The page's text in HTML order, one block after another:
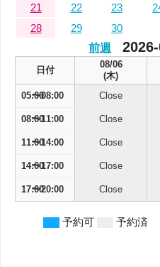
21
22 23
28
29
30
前週
日付
08/06
(木)
05:00 Close
08:00 Close
11:00 Close
14:00 Close
17:00 Close
予約可 予約済